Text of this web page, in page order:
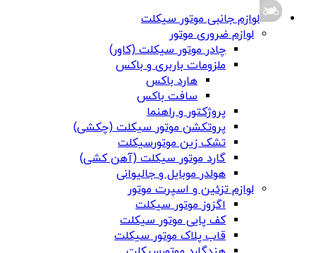
لوازم جانبی موتور سیکلت
لوازم ضروری موتور
چادر موتور سیکلت (کاور)
ملزومات باربری و باکس
هارد باکس
سافت باکس
پروژکتور و راهنما
پروتکشن موتور سیکلت (چکشی)
تشک زین موتورسیکلت
گارد موتور سیکلت (آهن کشی)
هولدر موبایل و جالیوانی
لوازم تزئین و اسپرت موتور
اگزوز موتور سیکلت
کف پایی موتور سیکلت
قاب پلاک موتور سیکلت